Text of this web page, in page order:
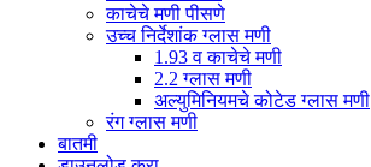
काचेचे मणी पीसणे
उच्च निर्देशांक ग्लास मणी
1.93 व काचेचे मणी
2.2 ग्लास मणी
अल्युमिनियमचे कोटेड ग्लास मणी
रंग ग्लास मणी
बातमी